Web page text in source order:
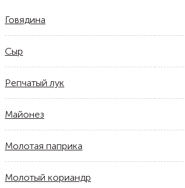
Говядина
Сыр
Репчатый лук
Майонез
Молотая паприка
Молотый кориандр